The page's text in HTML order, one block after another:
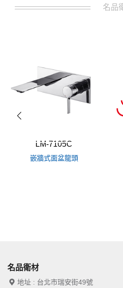
名品
LM-7105C
嵌牆式面盆龍頭
名品衛材
地址 : 台北市瑞安街49號